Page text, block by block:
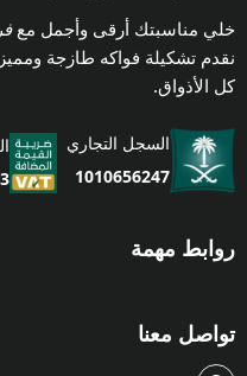
خلي مناسبتك أرقى وأجمل مع
نقدم تشكيلة فواكه طازجة
كل الأذواق.
السجل التجاري
1010656247
روابط مهمة
تواصل معنا